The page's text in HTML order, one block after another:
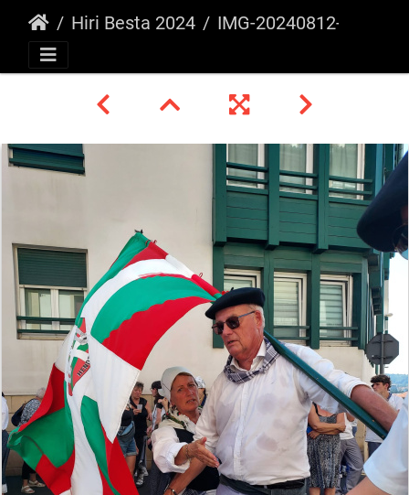
Hiri Besta 2024 IMG-20240812-WA0019